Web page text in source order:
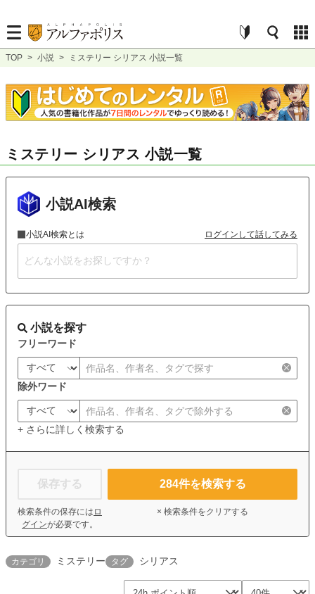
TOP > 小説 > ミステリー シリアス 小説一覧
ミステリー シリアス 小説一覧
小説AI検索
小説AI検索とは ログインして話してみる
小説を探す
フリーワード
除外ワード
+ さらに詳しく検索する
保存する
検索条件の保存には ロ
グインが必要です。
284件を検索する
× 検索条件をクリアする
カテゴリ ミステリー タグ シリアス